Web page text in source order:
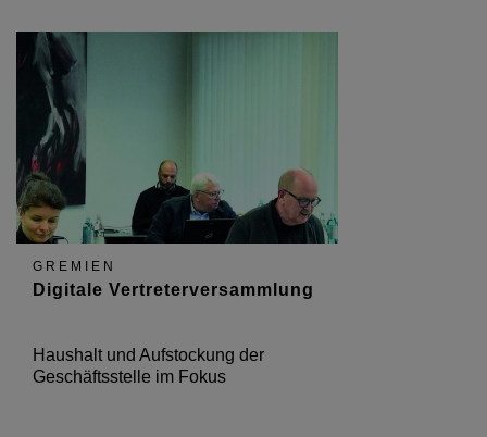
Digitale Vertreterversammlung